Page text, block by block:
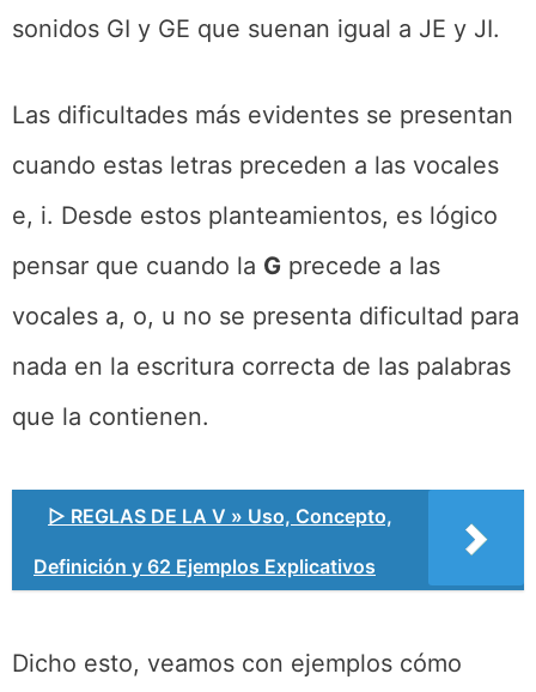
sonidos GI y GE que suenan igual a JE y JI.
Las dificultades más evidentes se presentan
cuando estas letras preceden a las vocales
e, i. Desde estos planteamientos, es lógico
pensar que cuando la G precede a las
vocales a, o, u no se presenta dificultad para
nada en la escritura correcta de las palabras
que la contienen.
▷ REGLAS DE LA V » Uso, Concepto,
Definición y 62 Ejemplos Explicativos
Dicho esto, veamos con ejemplos cómo